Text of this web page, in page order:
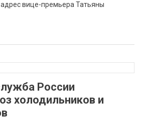
вице-премьера Татьяны
России
холодильников и